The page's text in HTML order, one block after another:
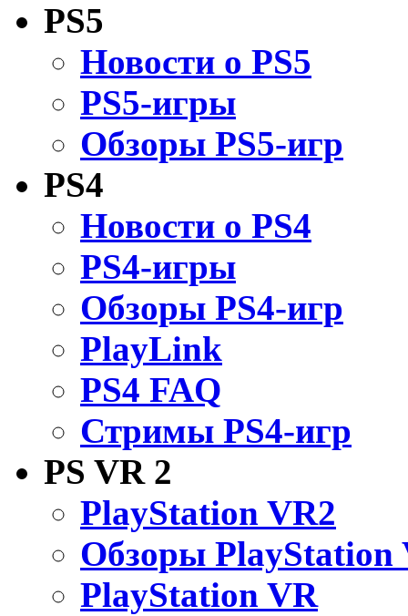
PS5
Новости о PS5
PS5-игры
Обзоры PS5-игр
PS4
Новости о PS4
PS4-игры
Обзоры PS4-игр
PlayLink
PS4 FAQ
Стримы PS4-игр
PS VR 2
PlayStation VR2
Обзоры PlayStation
PlayStation VR